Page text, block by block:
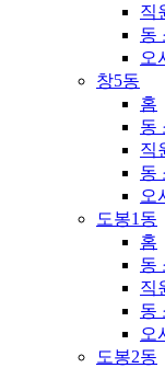
직
동
오
창5동
홈
동
직
동
오
도봉1동
홈
동
직
동
오
도봉2동